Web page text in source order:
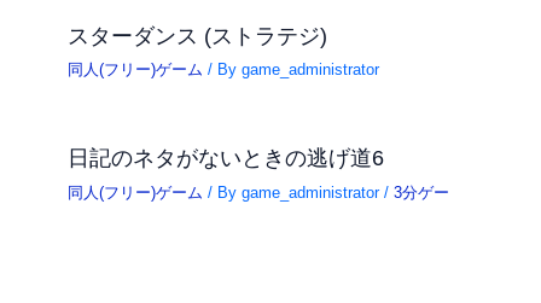
スターダンス (ストラテジ)
同人(フリー)ゲーム / Bygame_administrator
日記のネタがないときの逃げ道6
同人(フリー)ゲーム / Bygame_administrator/3分ゲー